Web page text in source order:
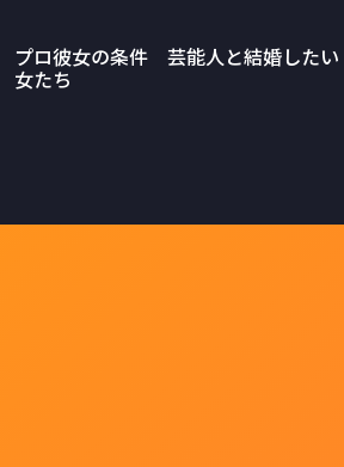
プロ彼女の条件 芸能人と結婚したい
女たち